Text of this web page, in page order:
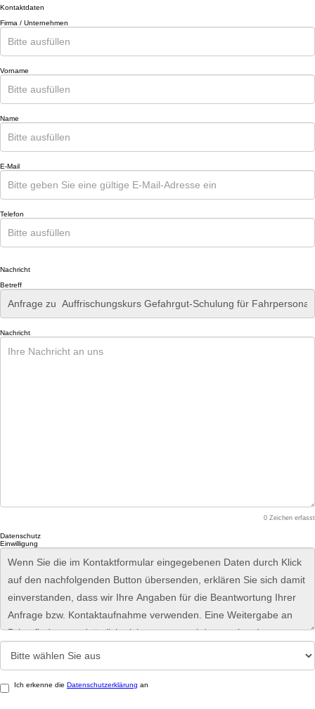
Kontaktdaten
Firma / Unternehmen
Vorname
Name
E-Mail
Telefon
Nachricht
Betreff
Nachricht
0 Zeichen erfasst
Datenschutz
Einwilligung
Ich erkenne die Datenschutzerklärung an